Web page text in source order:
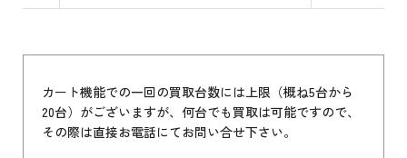
カート機能での一回の買取台数には上限（概ね5台から
20台）がございますが、何台でも買取は可能ですので、
その際は直接お電話にてお問い合せ下さい。